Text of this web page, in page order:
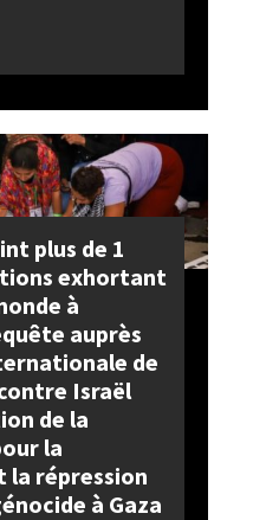
plus de 1
exhortant
à
auprès
de
Israël
de la
la
la répression
à Gaza